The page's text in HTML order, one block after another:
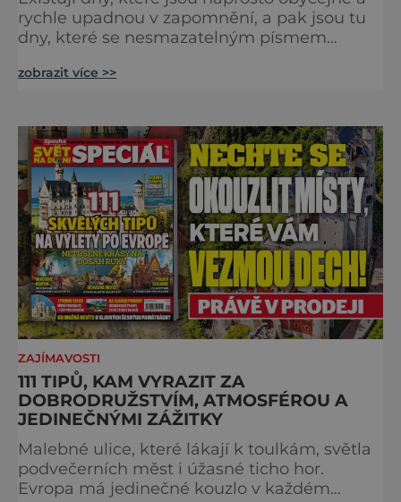
rychle upadnou v zapomnění, a pak jsou tu
dny, které se nesmazatelným písmem
dojde k významnému objevu nebo děsivé
krážem. Je 10. dubna roku 49 př. n. l. a na
břehu říčky Rubikon pronáší Gaius Julius
Caesar svou slavnou vě
zobrazit více >>
ZAJÍMAVOSTI
111 TIPŮ, KAM VYRAZIT ZA
DOBRODRUŽSTVÍM, ATMOSFÉROU A
JEDINEČNÝMI ZÁŽITKY
Malebné ulice, které lákají k toulkám, světla
podvečerních měst i úžasné ticho hor.
Evropa má jedinečné kouzlo v každém